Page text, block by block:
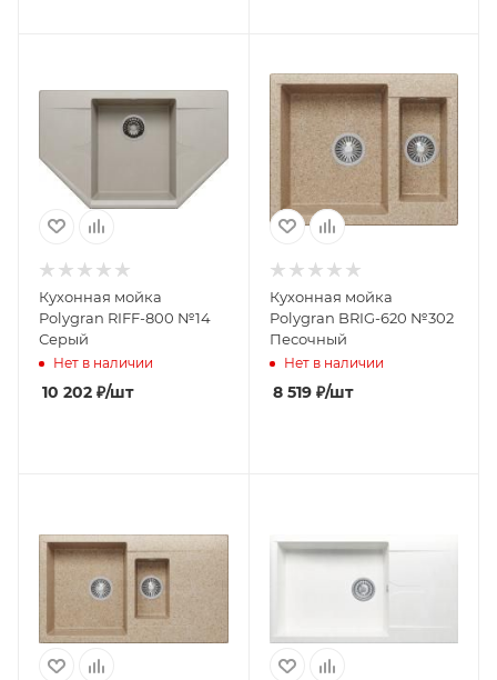
Кухонная мойка
Polygran RIFF-800 №14
Серый
Нет в наличии
10 202 ₽/шт
Кухонная мойка
Polygran BRIG-620 №302
Песочный
Нет в наличии
8 519₽/шт